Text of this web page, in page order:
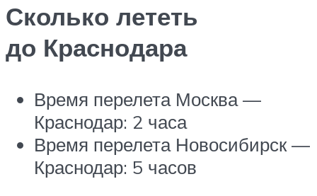
Сколько лететь
до Краснодара
Время перелета Москва —
Краснодар: 2 часа
Время перелета Новосибирск —
Краснодар: 5 часов